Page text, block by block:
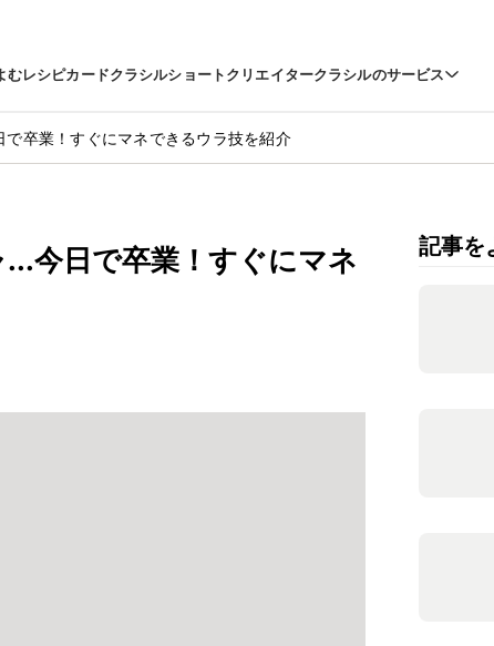
むレシピカードクラシルショートクリエイタークラシルのサービス
卒業！すぐにマネできるウラ技を紹介
今日で卒業！すぐにマネ
記事を